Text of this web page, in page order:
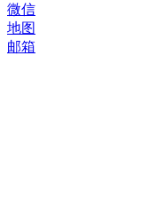
微信
地图
邮箱